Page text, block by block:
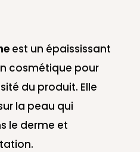
est un épaississant
cosmétique pour
du produit. Elle
la peau qui
le derme et